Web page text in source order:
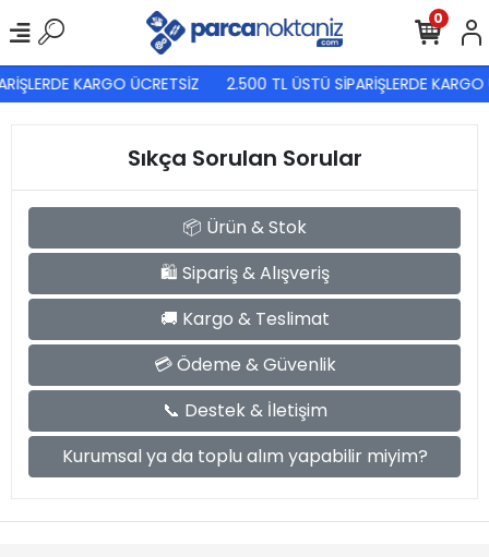
KARGO ÜCRETSİZ 2.500 TL ÜSTÜ SİPARİŞLERDE KARGO
0
Sıkça Sorulan Sorular
📦 Ürün & Stok
🛍 Sipariş & Alışveriş
🚚 Kargo & Teslimat
💳 Ödeme & Güvenlik
📞 Destek & İletişim
Kurumsal ya da toplu alım yapabilir miyim?